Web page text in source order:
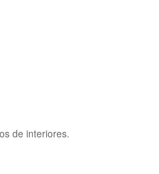
de interiores.